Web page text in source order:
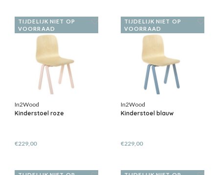
TIJDELIJK NIET OP
VOORRAAD
In2Wood
Kinderstoel roze
€229,00
TIJDELIJK NIET OP
VOORRAAD
In2Wood
Kinderstoel blauw
€229,00